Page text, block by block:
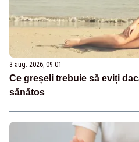
3 aug. 2026, 09:01
Ce greșeli trebuie să eviți
sănătos